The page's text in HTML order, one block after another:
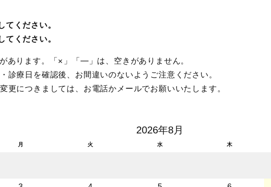
ください。
ください。
あります。「×」「―」は、空きがありません。
診療日を確認後、お間違いのないようご注意ください。
更につきましては、お電話かメールでお願いいたします。
2026年8月
月 火 水 木